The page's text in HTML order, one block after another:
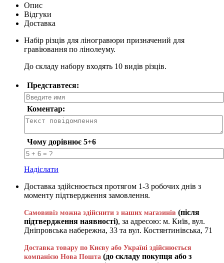
Опис
Відгуки
Доставка
Набір різців для ліногравюри призначений для
гравіювання по лінолеуму.
До складу набору входять 10 видів різців.
Представтеся:
Коментар:
Чому дорівнює 5+6
Надіслати
Доставка здійснюється протягом 1-3 робочих днів з
моменту підтвердження замовлення.
Самовивіз можна здійснити з наших магазинів (після
підтвердження наявності), за адресою: м. Київ, вул.
Дніпровська набережна, 33 та вул. Костянтинівська, 71
Доставка товару по Києву або Україні здійснюється
компанією Нова Пошта (до складу покупця або з